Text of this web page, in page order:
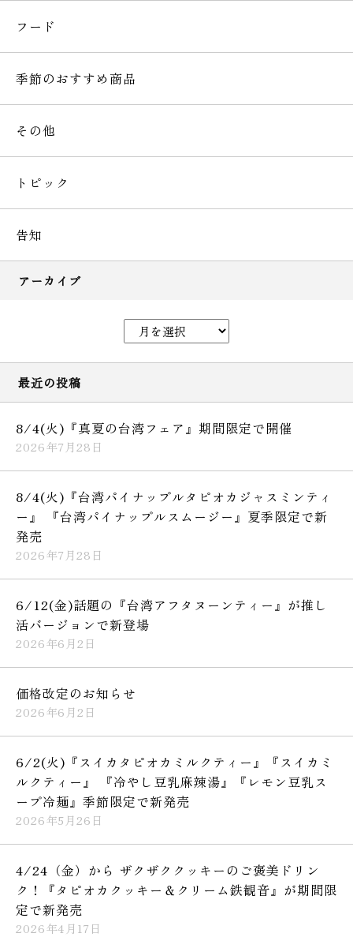
フード
季節のおすすめ商品
その他
トピック
告知
アーカイブ
最近の投稿
8/4(火)『真夏の台湾フェア』期間限定で開催
2026年7月28日
8/4(火)『台湾パイナップルタピオカジャスミンティ
ー』 『台湾パイナップルスムージー』夏季限定で新
発売
2026年7月28日
6/12(金)話題の『台湾アフタヌーンティー』が推し
活バージョンで新登場
2026年6月2日
価格改定のお知らせ
2026年6月2日
6/2(火)『スイカタピオカミルクティー』『スイカミ
ルクティー』 『冷やし豆乳麻辣湯』『レモン豆乳ス
ープ冷麺』季節限定で新発売
2026年5月26日
4/24（金）から ザクザククッキーのご褒美ドリン
ク！『タピオカクッキー＆クリーム鉄観音』が期間限
定で新発売
2026年4月17日